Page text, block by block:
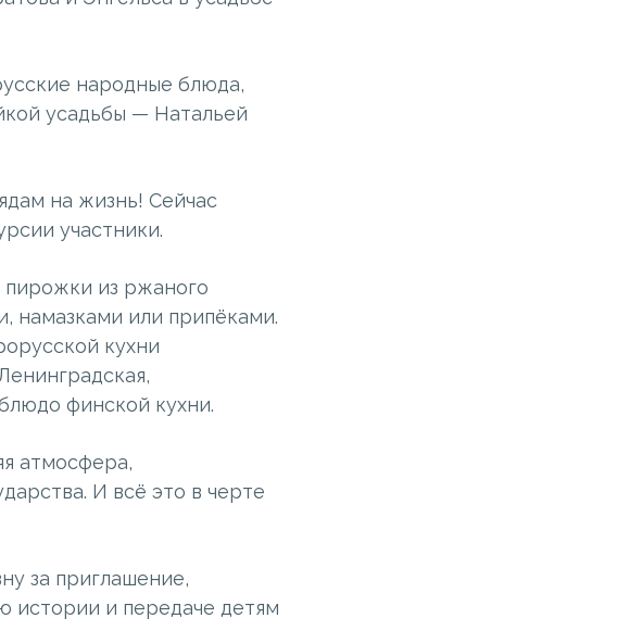
народные блюда,
усадьбы — Натальей
на жизнь! Сейчас
участники.
пирожки из ржаного
намазками или припёками.
кухни
финской кухни.
атмосфера,
И всё это в черте
за приглашение,
истории и передаче детям